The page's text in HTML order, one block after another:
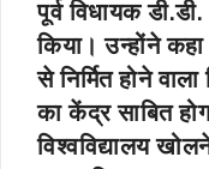
पूर्व विधायक
किया। उन्होंने
से निर्मित होने
का केंद्र साबित
विश्वविद्यालय